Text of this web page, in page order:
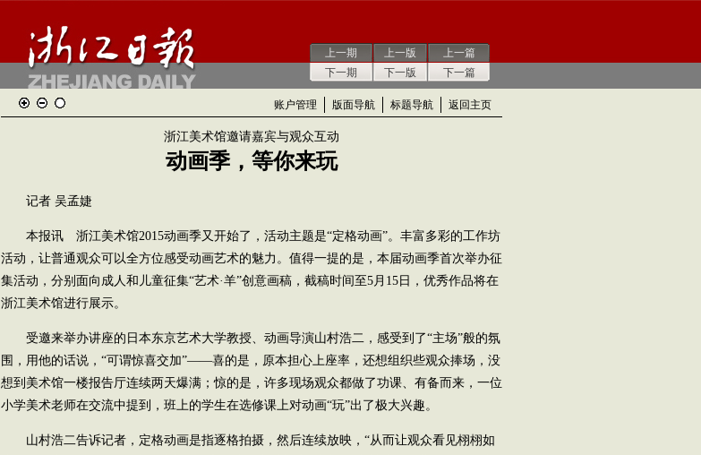
上一期
下一期
上一版
下一版
上一篇
下一篇
账户管理 版面导航 标题导航 返回主页
浙江美术馆邀请嘉宾与观众互动
动画季，等你来玩
记者 吴孟婕
本报讯 浙江美术馆2015动画季又开始了，活动主题是“定格动画”。丰富多彩的工作坊
活动，让普通观众可以全方位感受动画艺术的魅力。值得一提的是，本届动画季首次举办征
集活动，分别面向成人和儿童征集“艺术·羊”创意画稿，截稿时间至5月15日，优秀作品将在
浙江美术馆进行展示。
受邀来举办讲座的日本东京艺术大学教授、动画导演山村浩二，感受到了“主场”般的氛
围，用他的话说，“可谓惊喜交加”——喜的是，原本担心上座率，还想组织些观众捧场，没
想到美术馆一楼报告厅连续两天爆满；惊的是，许多现场观众都做了功课、有备而来，一位
小学美术老师在交流中提到，班上的学生在选修课上对动画“玩”出了极大兴趣。
山村浩二告诉记者，定格动画是指逐格拍摄，然后连续放映，“从而让观众看见栩栩如